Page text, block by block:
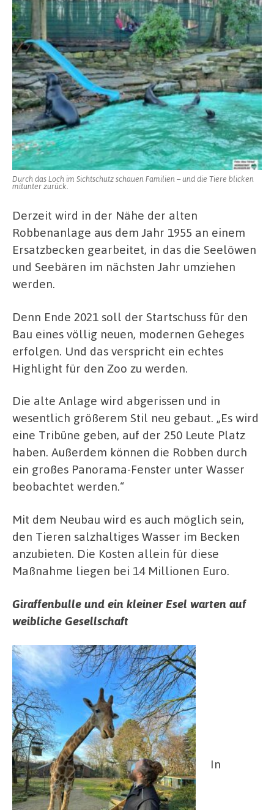
Durch das Loch im Sichtschutz schauen Familien – und die Tiere blicken
mitunter zurück.
Derzeit wird in der Nähe der alten
Robbenanlage aus dem Jahr 1955 an einem
Ersatzbecken gearbeitet, in das die Seelöwen
und Seebären im nächsten Jahr umziehen
werden.
Denn Ende 2021 soll der Startschuss für den
Bau eines völlig neuen, modernen Geheges
erfolgen. Und das verspricht ein echtes
Highlight für den Zoo zu werden.
Die alte Anlage wird abgerissen und in
wesentlich größerem Stil neu gebaut. „Es wird
eine Tribüne geben, auf der 250 Leute Platz
haben. Außerdem können die Robben durch
ein großes Panorama-Fenster unter Wasser
beobachtet werden.“
Mit dem Neubau wird es auch möglich sein,
den Tieren salzhaltiges Wasser im Becken
anzubieten. Die Kosten allein für diese
Maßnahme liegen bei 14 Millionen Euro.
Giraffenbulle und ein kleiner Esel warten auf
weibliche Gesellschaft
In